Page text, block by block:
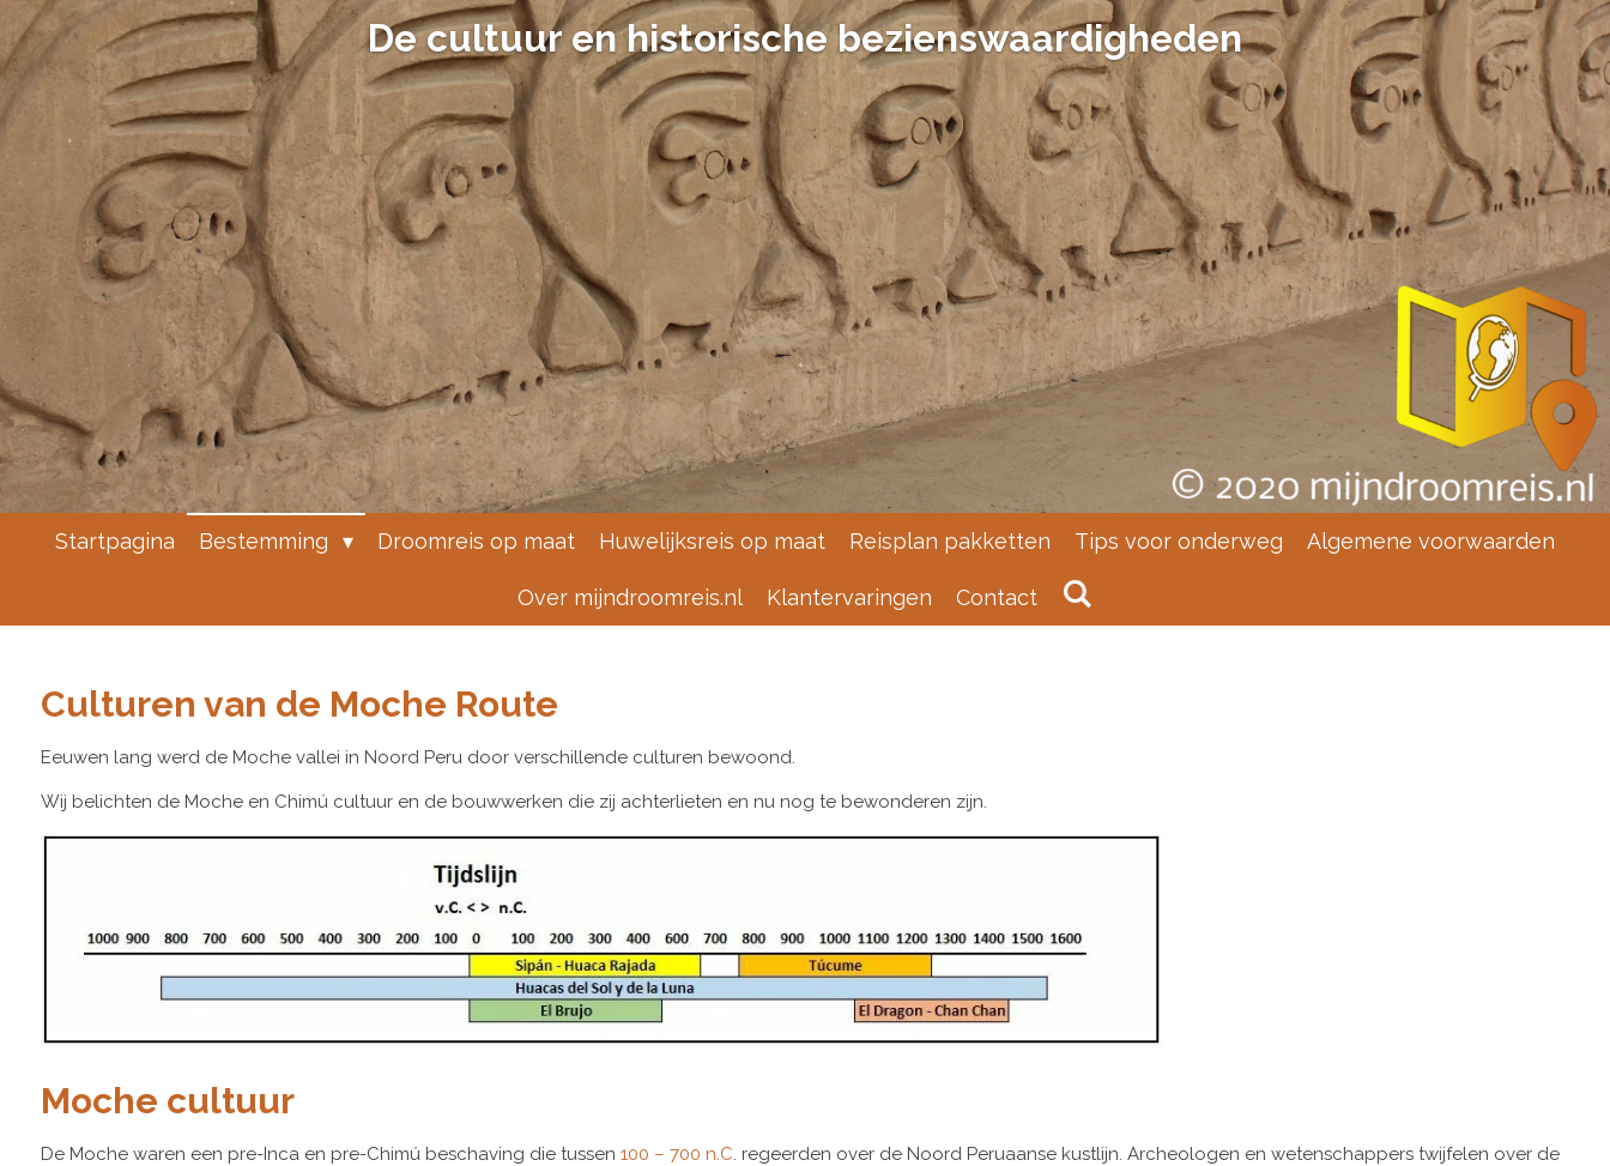
De cultuur en historische bezienswaardigheden
Startpagina Bestemming Droomreis op maat Huwelijksreis op maat Reisplan pakketten Tips voor onderweg Algemene voorwaarden
Over mijndroomreis.nl Klantervaringen Contact
Culturen van de Moche Route
Eeuwen lang werd de Moche vallei in Noord Peru door verschillende culturen bewoond.
Wij belichten de Moche en Chimú cultuur en de bouwwerken die zij achterlieten en nu nog te bewonderen zijn.
Moche cultuur
De Moche waren een pre-Inca en pre-Chimú beschaving die tussen 100 – 700 n.C . regeerden over de Noord Peruaanse kustlijn. Archeologen en wetenschappers twijfelen over de